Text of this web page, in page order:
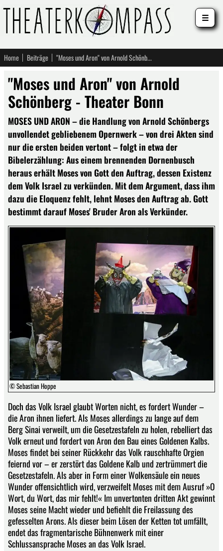
Home Beiträge "Moses und Aron" von Arnold Schönberg - Theater Bonn
"Moses und Aron" von Arnold
Schönberg - Theater Bonn
MOSES UND ARON – die Handlung von Arnold Schönbergs
unvollendet gebliebenem Opernwerk – von drei Akten sind
nur die ersten beiden vertont – folgt in etwa der
Bibelerzählung: Aus einem brennenden Dornenbusch
heraus erhält Moses von Gott den Auftrag, dessen Existenz
dem Volk Israel zu verkünden. Mit dem Argument, dass ihm
dazu die Eloquenz fehlt, lehnt Moses den Auftrag ab. Gott
bestimmt darauf Moses' Bruder Aron als Verkünder.
© Sebastian Hoppe
Doch das Volk Israel glaubt Worten nicht, es fordert Wunder –
die Aron ihnen liefert. Als Moses allerdings zu lange auf dem
Berg Sinai verweilt, um die Gesetzestafeln zu holen, rebelliert das
Volk erneut und fordert von Aron den Bau eines Goldenen Kalbs.
Moses findet bei seiner Rückkehr das Volk rauschhafte Orgien
feiernd vor – er zerstört das Goldene Kalb und zertrümmert die
Gesetzestafeln. Als aber in Form einer Wolkensäule ein neues
Wunder offensichtlich wird, verzweifelt Moses mit dem Ausruf »O
Wort, du Wort, das mir fehlt!« Im unvertonten dritten Akt gewinnt
Moses seine Macht wieder und befiehlt die Freilassung des
gefesselten Arons. Als dieser beim Lösen der Ketten tot umfällt,
endet das fragmentarische Bühnenwerk mit einer
Schlussansprache Moses an das Volk Israel.
☰